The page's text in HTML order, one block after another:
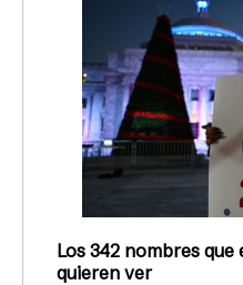
Los 342 nombres
quieren ver